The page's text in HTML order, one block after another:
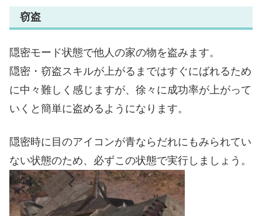
窃盗
隠密モード状態で他人の家の物を盗みます。
隠密・窃盗スキルが上がるまではすぐにばれるため
に中々難しく感じますが、徐々に成功率が上がって
いくと簡単に盗めるようになります。
隠密時に目のアイコンが青ならだれにもみられてい
ない状態のため、必ずこの状態で実行しましょう。